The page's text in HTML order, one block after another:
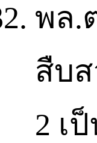
พล.
สืบ
2 เ